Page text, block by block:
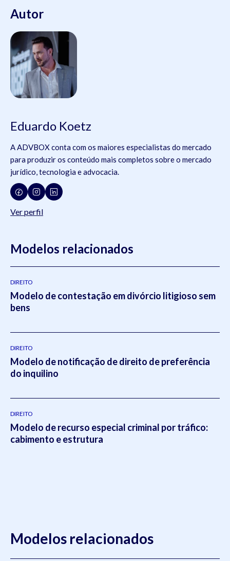
Autor
Eduardo Koetz
A ADVBOX conta com os maiores especialistas do mercado
para produzir os conteúdo mais completos sobre o mercado
jurídico, tecnologia e advocacia.
Ver perfil
Modelos relacionados
DIREITO
Modelo de contestação em divórcio litigioso sem
bens
DIREITO
Modelo de notificação de direito de preferência
do inquilino
DIREITO
Modelo de recurso especial criminal por tráfico:
cabimento e estrutura
Modelos relacionados